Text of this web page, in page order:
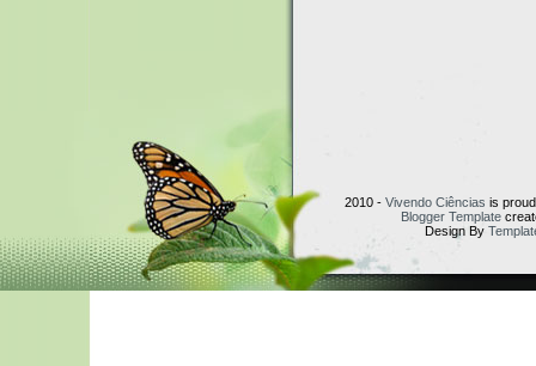
2010 -Vivendo Ciências is
Blogger Template
Design By